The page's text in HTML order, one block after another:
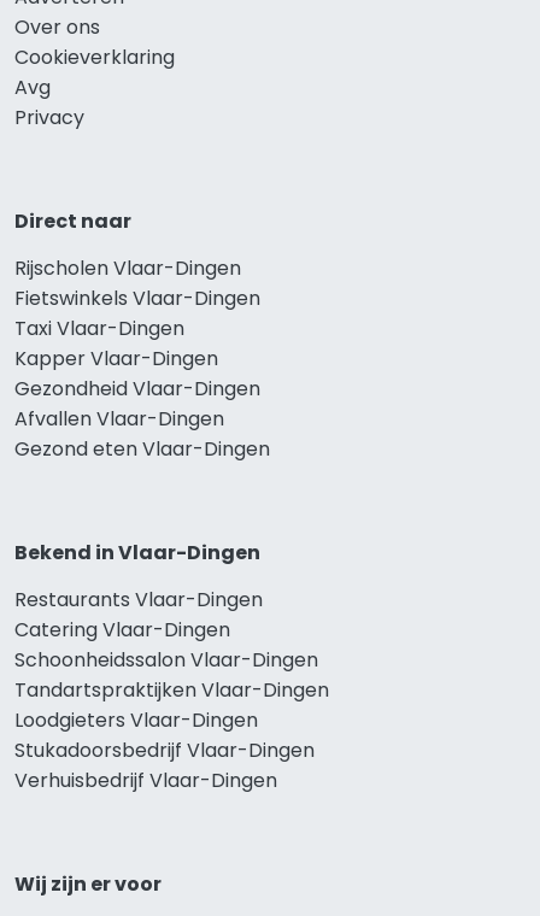
Over ons
Cookieverklaring
Avg
Privacy
Direct naar
Rijscholen Vlaar-Dingen
Fietswinkels Vlaar-Dingen
Taxi Vlaar-Dingen
Kapper Vlaar-Dingen
Gezondheid Vlaar-Dingen
Afvallen Vlaar-Dingen
Gezond eten Vlaar-Dingen
Bekend in Vlaar-Dingen
Restaurants Vlaar-Dingen
Catering Vlaar-Dingen
Schoonheidssalon Vlaar-Dingen
Tandartspraktijken Vlaar-Dingen
Loodgieters Vlaar-Dingen
Stukadoorsbedrijf Vlaar-Dingen
Verhuisbedrijf Vlaar-Dingen
Wij zijn er voor